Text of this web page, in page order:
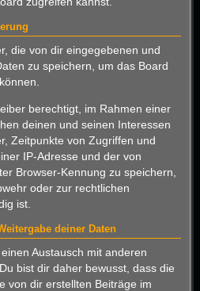
die von dir eingegebenen und
zu speichern, um das Board
berechtigt, im Rahmen einer
deinen und seinen Interessen
Zeitpunkte von Zugriffen und
IP-Adresse und der von
Browser-Kennung zu speichern,
oder zur rechtlichen
ist.
deiner Daten
Austausch mit anderen
bist dir daher bewusst, dass die
von dir erstellten Beiträge im